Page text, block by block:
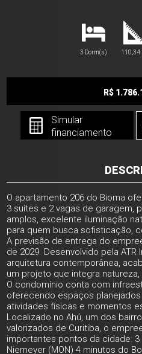
3 Dorm(s) 110,34
R$
Simular
financiamento
O apartamento 206 do Bioma
3 suítes e 2 vagas de garagem,
amplos, excelente iluminação
para quem busca sofisticação,
A previsão de entrega do
de 2029. Desenvolvido pela
arquitetura contemporânea,
um projeto que integra
O condomínio conta com
oferecendo espaços
atividades físicas e momentos
Localizado no Ahú, um dos
valorizados de Curitiba, o
importantes pontos da cidade:
Niemeyer (MON) 4 minutos do